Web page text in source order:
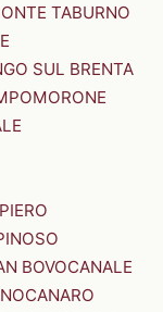
TABURNO
SUL BRENTA
BOVOCANALE
CANARO